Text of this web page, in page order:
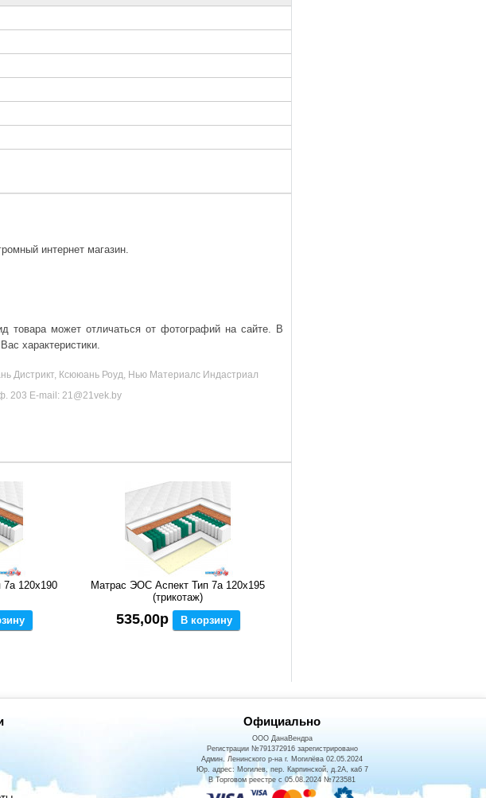
интернет магазин.
товара может отличаться от фотографий на сайте. В
характеристики.
Дистрикт, Ксююань Роуд, Нью Материалс Индастриал
203 E-mail: 21@21vek.by
120x190
Матрас ЭОС Аспект Тип 7а 120x195
(трикотаж)
535,00р В корзину
Официально
ООО ДанаВендра
Регистрации №791372916 зарегистрировано
Админ. Ленинского р-на г. Могилёва 02.05.2024
Юр. адрес: Могилев, пер. Карпинской, д.2А, каб 7
В Торговом реестре с 05.08.2024 №723581